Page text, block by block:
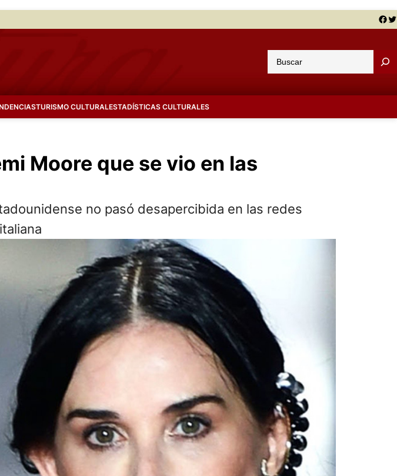
Facebook Twitter
u
a
TURISMO CULTURALESTADÍSTICAS CULTURALES
Moore que se vio en las
no pasó desapercibida en las redes